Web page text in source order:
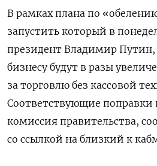
В рамках плана по
запустить который в
президент Владимир Путин,
бизнесу будут в разы
за торговлю без кассовой
Соответствующие поправки
комиссия правительства,
со ссылкой на близкий к